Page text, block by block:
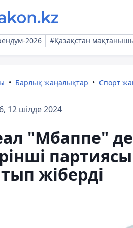
2026 #Қазақстан
Барлық жаңалықтар Спорт
12 шілде 2024
"Мбаппе"
жіберді